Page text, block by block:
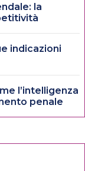
la
indicazioni
l’intelligenza
penale